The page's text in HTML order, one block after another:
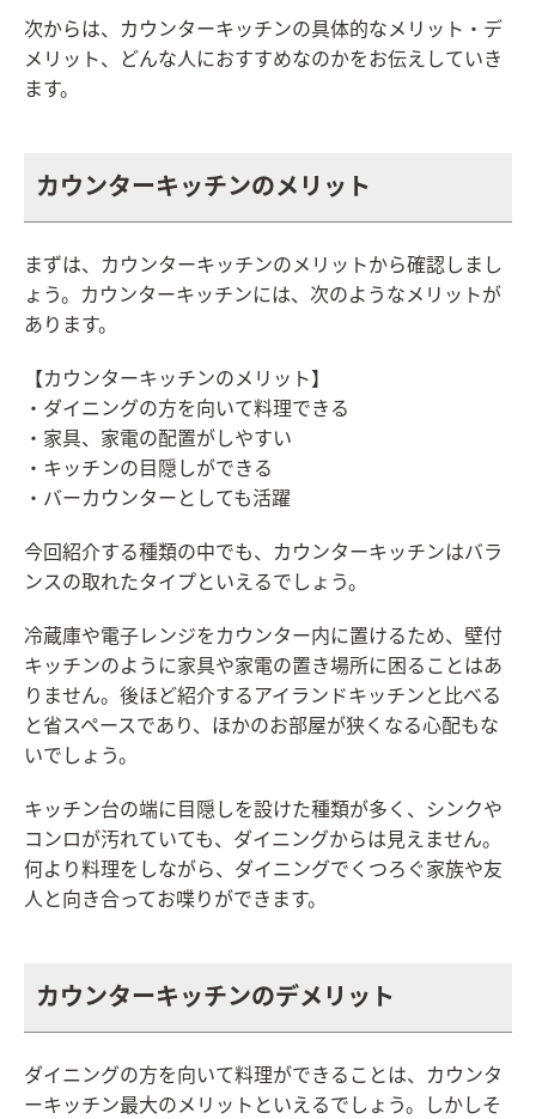
次からは、カウンターキッチンの具体的なメリット・デ
メリット、どんな人におすすめなのかをお伝えしていき
ます。
カウンターキッチンのメリット
まずは、カウンターキッチンのメリットから確認しまし
ょう。カウンターキッチンには、次のようなメリットが
あります。
【カウンターキッチンのメリット】
・ダイニングの方を向いて料理できる
・家具、家電の配置がしやすい
・キッチンの目隠しができる
・バーカウンターとしても活躍
今回紹介する種類の中でも、カウンターキッチンはバラ
ンスの取れたタイプといえるでしょう。
冷蔵庫や電子レンジをカウンター内に置けるため、壁付
キッチンのように家具や家電の置き場所に困ることはあ
りません。後ほど紹介するアイランドキッチンと比べる
と省スペースであり、ほかのお部屋が狭くなる心配もな
いでしょう。
キッチン台の端に目隠しを設けた種類が多く、シンクや
コンロが汚れていても、ダイニングからは見えません。
何より料理をしながら、ダイニングでくつろぐ家族や友
人と向き合ってお喋りができます。
カウンターキッチンのデメリット
ダイニングの方を向いて料理ができることは、カウンタ
ーキッチン最大のメリットといえるでしょう。しかしそ